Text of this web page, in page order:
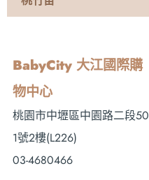
BabyCity 大江國際購
物中心
桃園市中壢區中園路二段50
1號2樓(L226)
03-4680466